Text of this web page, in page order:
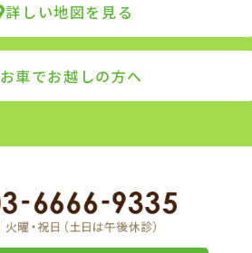
詳しい地図を見る
お車でお越しの方へ